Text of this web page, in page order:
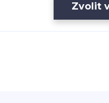
Zvolit